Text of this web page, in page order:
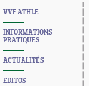
VVF ATHLE
INFORMATIONS
PRATIQUES
ACTUALITÉS
EDITOS